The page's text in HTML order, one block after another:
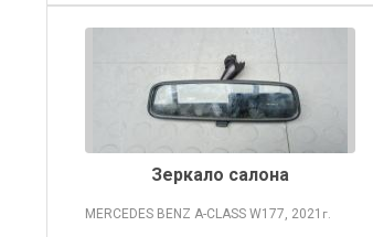
Зеркало салона
MERCEDES BENZ A-CLASS W177, 2021 г.